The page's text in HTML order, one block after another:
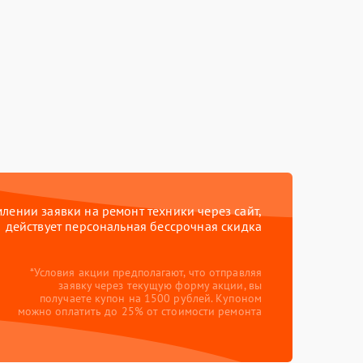
заявки на ремонт техники через сайт,
действует персональная бессрочная скидка
*Условия акции предполагают, что отправляя
заявку через текущую форму акции, вы
получаете купон на 1500 рублей. Купоном
можно оплатить до 25% от стоимости ремонта